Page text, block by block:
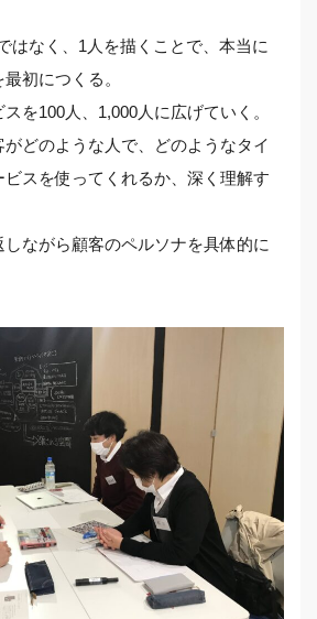
はなく、1人を描くことで、本当に
初につくる。
を100人、1,000人に広げていく。
どのような人で、どのようなタイ
ビスを使ってくれるか、深く理解す
ながら顧客のペルソナを具体的に